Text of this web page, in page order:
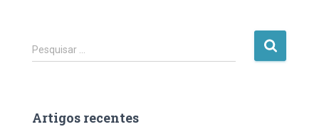
P
e
i
Pesquisar …
Artigos recentes